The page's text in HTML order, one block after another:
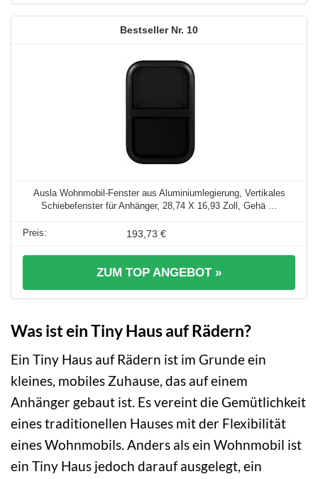
10
Ausla Wohnmobil-Fenster aus Aluminiumlegierung, Vertikales
Schiebefenster für Anhänger, 28,74 X 16,93 Zoll, Gehä ...
193,73 €
ZUM TOP ANGEBOT »
Was ist ein Tiny Haus auf Rädern?
Ein Tiny Haus auf Rädern ist im Grunde ein
kleines, mobiles Zuhause, das auf einem
Anhänger gebaut ist. Es vereint die Gemütlichkeit
eines traditionellen Hauses mit der Flexibilität
eines Wohnmobils. Anders als ein Wohnmobil ist
ein Tiny Haus jedoch darauf ausgelegt, ein